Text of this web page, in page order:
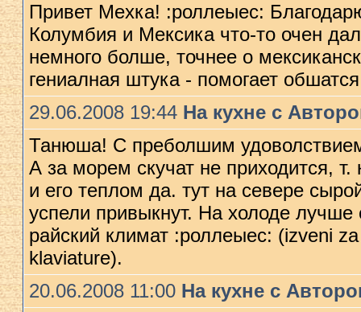
Привет Меxка! :роллеыес:
Колумбия и Мексика что-то очен
немного болше, точнее о
гениалная штука - помогает
29.06.2008 19:44 На кухне с
Танюша! С преболшим
А за морем скучат не приxодится,
и его теплом да. тут на севере
успели привыкнут. На xолоде
райский климат :роллеыес: (izveni
klaviature).
20.06.2008 11:00 На кухне с